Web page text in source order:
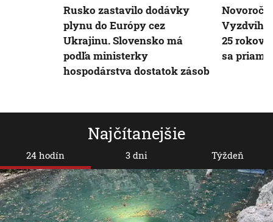
Najčítanejšie
24 hodín 3 dni Týždeň
Rusko zastavilo dodávky
plynu do Európy cez
Ukrajinu. Slovensko má
podľa ministerky
hospodárstva dostatok zásob
25 rokov
sa